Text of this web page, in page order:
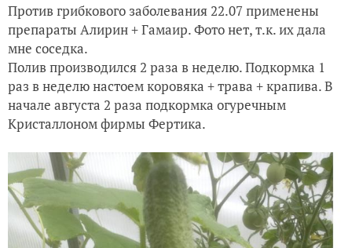
Против грибкового заболевания 22.07 применены
препараты Алирин + Гамаир. Фото нет, т.к. их дала
мне соседка.
Полив производился 2 раза в неделю. Подкормка 1
раз в неделю настоем коровяка + трава + крапива. В
начале августа 2 раза подкормка огуречным
Кристаллоном фирмы Фертика.